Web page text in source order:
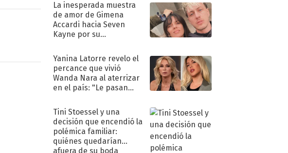
La inesperada muestra
de amor de Gimena
Accardi hacia Seven
Kayne por su
Yanina Latorre revelo el
percance que vivió
Wanda Nara al aterrizar
en el país: "Le pasan
Tini Stoessel y una
decisión que encendió la
polémica familiar:
quiénes quedarían
afuera de su boda